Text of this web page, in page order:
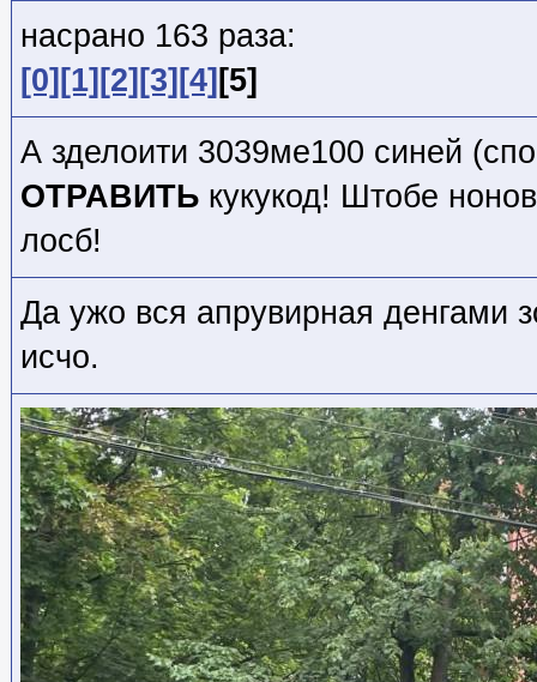
насрано 163 раза:
[0] [1] [2] [3] [4] [5]
А зделоити 3039ме100 синей
ОТРАВИТЬ кукукод! Штобе
лосб!
Да ужо вся апрувирная денгами
исчо.